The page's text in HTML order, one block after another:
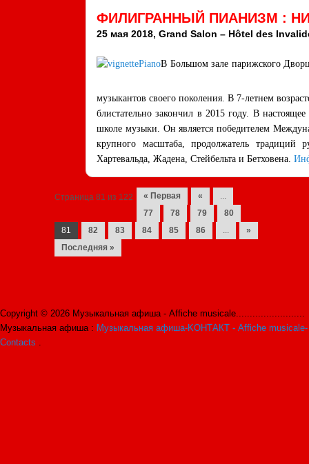
ФИЛИГРАННЫЙ ПИАНИЗМ :
25 мая 2018, Grand Salon – Hôtel des
В Большом зале парижского
музыкантов своего поколения. В 7-летнем
блистательно закончил в 2015 году. В
школе музыки. Он является победителем
крупного масштаба, продолжатель традиций
Хартевальда, Жадена, Стейбельта и Бетховена.
Navigation des posts
Страница 81 из 122 « Первая «
...
77
78 79
80
81
82 83 84 85 86 ...
»
Последняя »
Copyright © 2026 Музыкальная афиша - Affiche musicale.........................
Музыкальная афиша : Музыкальная афиша-KОНТАКТ - Affiche musicale-
Contacts .